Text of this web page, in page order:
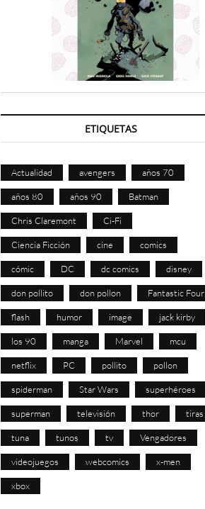
ETIQUETAS
Actualidad avengers años 70
años 80 años 90 Batman
Chris Claremont Ci-Fi
Ciencia Ficción cine comics
cómic DC dc comics disney
don pollito don pollon Fantastic Four
flash humor image jack kirby
los 90 manga Marvel mcu
netflix PC pollito pollon
spiderman Star Wars superhéroes
superman televisión thor tiras
tuna tunos tv Vengadores
videojuegos webcomics x-men
xbox